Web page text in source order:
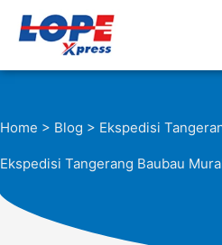
Home > Blog > Ekspedisi
Ekspedisi Tangerang Baubau